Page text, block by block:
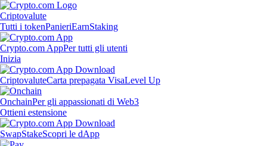
Criptovalute
Tutti i tokenPanieriEarnStaking
Crypto.com AppPer tutti gli utenti
Inizia
CriptovaluteCarta prepagata VisaLevel Up
OnchainPer gli appassionati di Web3
Ottieni estensione
SwapStakeScopri le dApp